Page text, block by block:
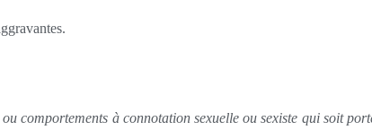
comportements à connotation sexuelle ou sexiste qui soit